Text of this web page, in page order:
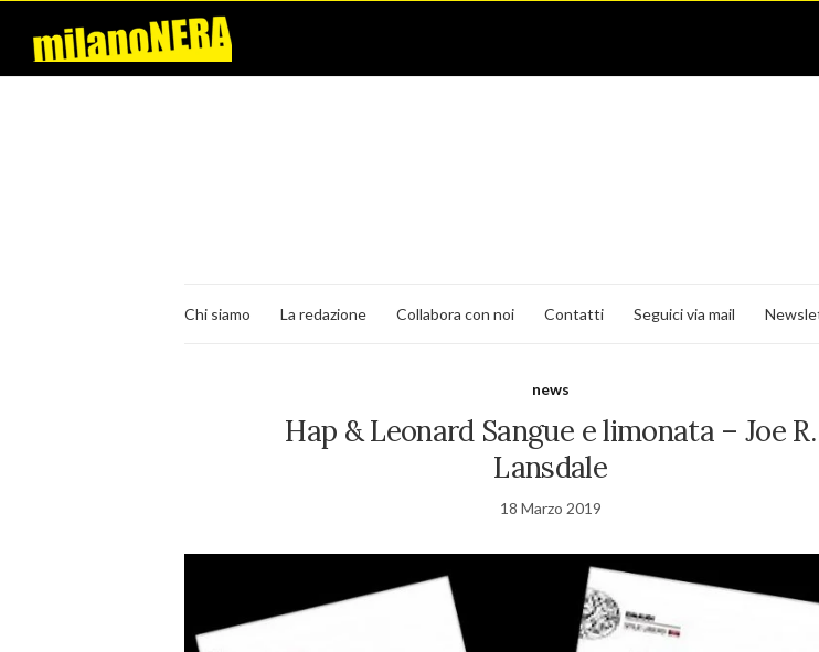
Chi siamo La redazione Collabora con noi Contatti Seguici via mail
news
Hap & Leonard Sangue e limonata – Joe R.
Lansdale
18 Marzo 2019